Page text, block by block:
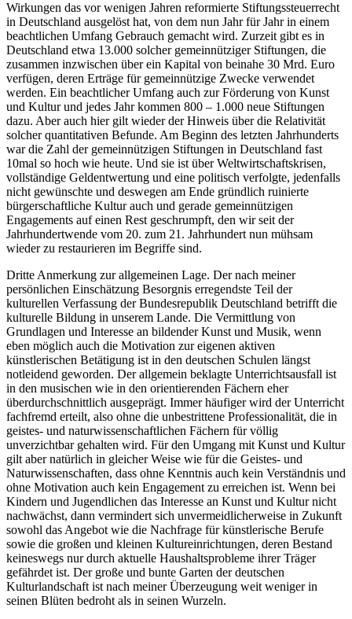
Wirkungen das vor wenigen Jahren reformierte Stiftungssteuerrecht
in Deutschland ausgelöst hat, von dem nun Jahr für Jahr in einem
beachtlichen Umfang Gebrauch gemacht wird. Zurzeit gibt es in
Deutschland etwa 13.000 solcher gemeinnütziger Stiftungen, die
zusammen inzwischen über ein Kapital von beinahe 30 Mrd. Euro
verfügen, deren Erträge für gemeinnützige Zwecke verwendet
werden. Ein beachtlicher Umfang auch zur Förderung von Kunst
und Kultur und jedes Jahr kommen 800 – 1.000 neue Stiftungen
dazu. Aber auch hier gilt wieder der Hinweis über die Relativität
solcher quantitativen Befunde. Am Beginn des letzten Jahrhunderts
war die Zahl der gemeinnützigen Stiftungen in Deutschland fast
10mal so hoch wie heute. Und sie ist über Weltwirtschaftskrisen,
vollständige Geldentwertung und eine politisch verfolgte, jedenfalls
nicht gewünschte und deswegen am Ende gründlich ruinierte
bürgerschaftliche Kultur auch und gerade gemeinnützigen
Engagements auf einen Rest geschrumpft, den wir seit der
Jahrhundertwende vom 20. zum 21. Jahrhundert nun mühsam
wieder zu restaurieren im Begriffe sind.
Dritte Anmerkung zur allgemeinen Lage. Der nach meiner
persönlichen Einschätzung Besorgnis erregendste Teil der
kulturellen Verfassung der Bundesrepublik Deutschland betrifft die
kulturelle Bildung in unserem Lande. Die Vermittlung von
Grundlagen und Interesse an bildender Kunst und Musik, wenn
eben möglich auch die Motivation zur eigenen aktiven
künstlerischen Betätigung ist in den deutschen Schulen längst
notleidend geworden. Der allgemein beklagte Unterrichtsausfall ist
in den musischen wie in den orientierenden Fächern eher
überdurchschnittlich ausgeprägt. Immer häufiger wird der Unterricht
fachfremd erteilt, also ohne die unbestrittene Professionalität, die in
geistes- und naturwissenschaftlichen Fächern für völlig
unverzichtbar gehalten wird. Für den Umgang mit Kunst und Kultur
gilt aber natürlich in gleicher Weise wie für die Geistes- und
Naturwissenschaften, dass ohne Kenntnis auch kein Verständnis und
ohne Motivation auch kein Engagement zu erreichen ist. Wenn bei
Kindern und Jugendlichen das Interesse an Kunst und Kultur nicht
nachwächst, dann vermindert sich unvermeidlicherweise in Zukunft
sowohl das Angebot wie die Nachfrage für künstlerische Berufe
sowie die großen und kleinen Kultureinrichtungen, deren Bestand
keineswegs nur durch aktuelle Haushaltsprobleme ihrer Träger
gefährdet ist. Der große und bunte Garten der deutschen
Kulturlandschaft ist nach meiner Überzeugung weit weniger in
seinen Blüten bedroht als in seinen Wurzeln.